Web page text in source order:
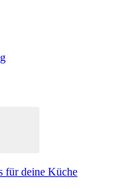
für deine Küche